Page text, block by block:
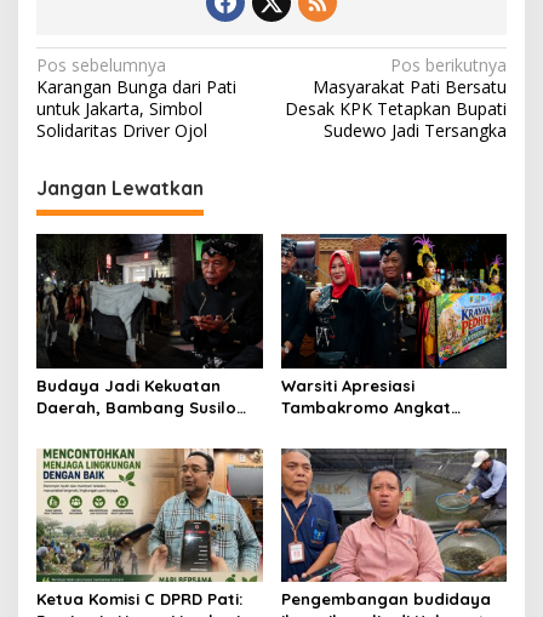
N
a
v
i
g
a
s
i
p
o
s
Pos sebelumnya
Karangan Bunga dari Pati
untuk Jakarta, Simbol
Solidaritas Driver Ojol
Pos berikutnya
Masyarakat Pati Bersatu
Desak KPK Tetapkan Bupati
Sudewo Jadi Tersangka
Jangan Lewatkan
Budaya Jadi Kekuatan
Daerah, Bambang Susilo
Festival Adhi Loka
Warsiti Apresiasi
Tambakromo Angkat
Adhi Loka
Ketua Komisi C DPRD Pati:
Pengembangan budidaya